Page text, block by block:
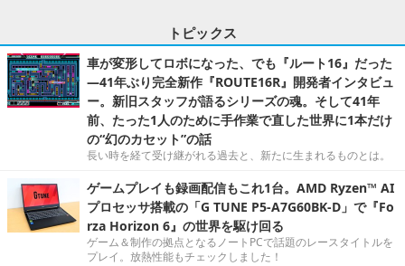
トピックス
車が変形してロボになった、でも『ルート16』だった
―41年ぶり完全新作『ROUTE16R』開発者インタビュ
ー。新旧スタッフが語るシリーズの魂。そして41年
前、たった1人のために手作業で直した世界に1本だけ
の“幻のカセット”の話
長い時を経て受け継がれる過去と、新たに生まれるものとは。
ゲームプレイも録画配信もこれ1台。AMD Ryzen™ AI
プロセッサ搭載の「G TUNE P5-A7G60BK-D」で『Fo
rza Horizon 6』の世界を駆け回る
ゲーム＆制作の拠点となるノートPCで話題のレースタイトルを
プレイ。放熱性能もチェックしました！